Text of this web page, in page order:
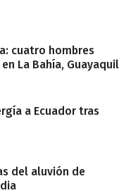
cuatro hombres
La Bahía, Guayaquil
a Ecuador tras
del aluvión de